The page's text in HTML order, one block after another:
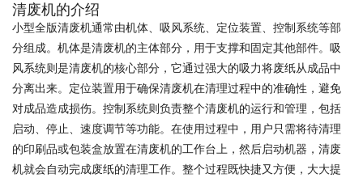
清废机的介绍
小型全版清废机通常由机体、吸风系统、定位装置、控制系统等部
分组成。机体是清废机的主体部分，用于支撑和固定其他部件。吸
风系统则是清废机的核心部分，它通过强大的吸力将废纸从成品中
分离出来。定位装置用于确保清废机在清理过程中的准确性，避免
对成品造成损伤。控制系统则负责整个清废机的运行和管理，包括
启动、停止、速度调节等功能。在使用过程中，用户只需将待清理
的印刷品或包装盒放置在清废机的工作台上，然后启动机器，清废
机就会自动完成废纸的清理工作。整个过程既快捷又方便，大大提